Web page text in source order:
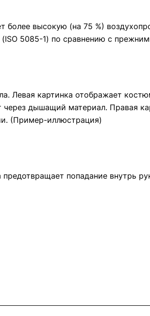
более высокую (на 75 %)
5085-1) по сравнению с
Левая картинка отображает
через дышащий материал. Правая
(Пример-иллюстрация)
попадание внутрь